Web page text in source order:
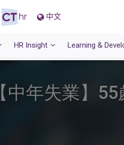
中文
HR Insight Learning &
【中年失業】